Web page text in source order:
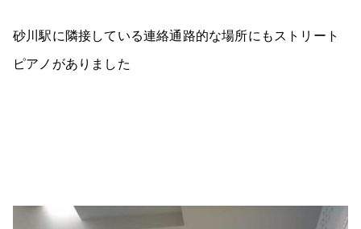
砂川駅に隣接している連絡通路的な場所にもストリート
ピアノがありました